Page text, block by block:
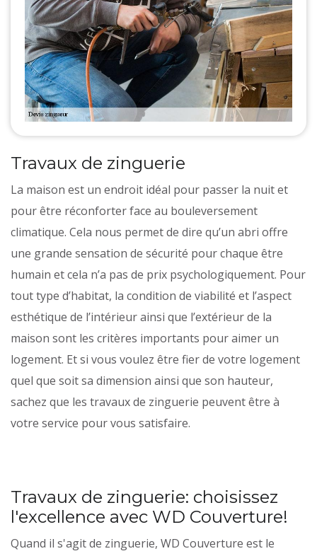
Travaux de zinguerie
La maison est un endroit idéal pour passer la nuit et
pour être réconforter face au bouleversement
climatique. Cela nous permet de dire qu’un abri offre
une grande sensation de sécurité pour chaque être
humain et cela n’a pas de prix psychologiquement. Pour
tout type d’habitat, la condition de viabilité et l’aspect
esthétique de l’intérieur ainsi que l’extérieur de la
maison sont les critères importants pour aimer un
logement. Et si vous voulez être fier de votre logement
quel que soit sa dimension ainsi que son hauteur,
sachez que les travaux de zinguerie peuvent être à
votre service pour vous satisfaire.
Travaux de zinguerie: choisissez
l'excellence avec WD Couverture!
Quand il s'agit de zinguerie, WD Couverture est le